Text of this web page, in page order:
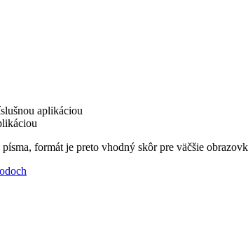
aplikáciou
formát je preto vhodný skôr pre väčšie